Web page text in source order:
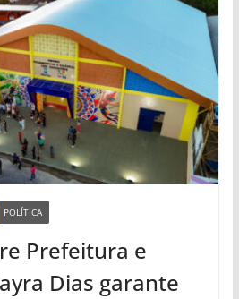
POLÍTICA
Prefeitura e
Dias garante